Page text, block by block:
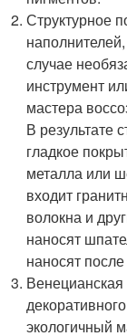
Структурное
случае
инструмент
мастера
В результате
гладкое
металла или
входит
волокна и
наносят
наносят
экологичный